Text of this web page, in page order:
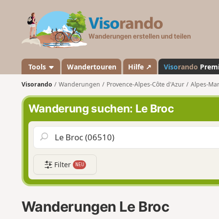
a
n
d
o
Tools Wandertouren Hilfe ↗ Visorando
Visorando Wanderungen Provence-Alpes-Côte d'Azur Alpes-
Wanderung suchen: Le Broc
Filter NEU
Wanderungen Le Broc